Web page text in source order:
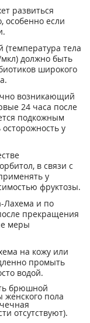
развиться
особенно если
тела
должно быть
широкого
возникающий
24 часа после
подкожным
у
в связи с
у
фруктозы.
Лахема и по
прекращения
меры
на кожу или
промыть
водой.
брюшной
женского пола
отсутствуют).